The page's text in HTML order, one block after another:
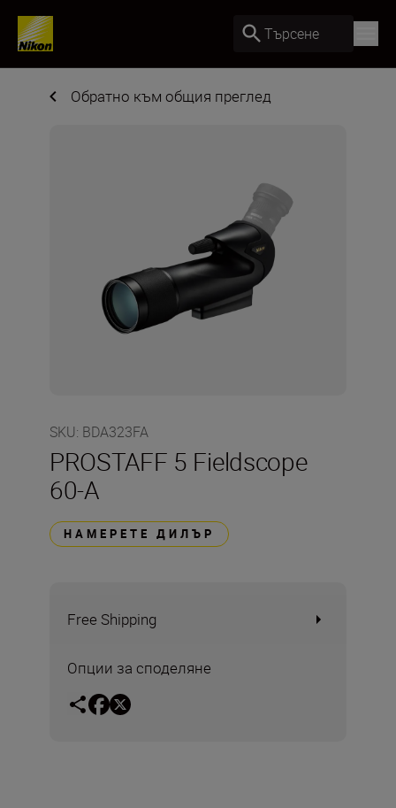
Търсене
Обратно към общия преглед
SKU: BDA323FA
PROSTAFF 5 Fieldscope
60-A
НАМЕРЕТЕ ДИЛЪР
Free Shipping
Опции за споделяне